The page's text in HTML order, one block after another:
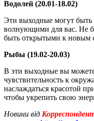
Водолей (20.01-18.02)
Эти выходные могут
волнующими для вас. Не
быть открытыми к новым
Рыбы (19.02-20.03)
В эти выходные вы
чувствительность к
наслаждаться красотой
чтобы укрепить свою
Новини від